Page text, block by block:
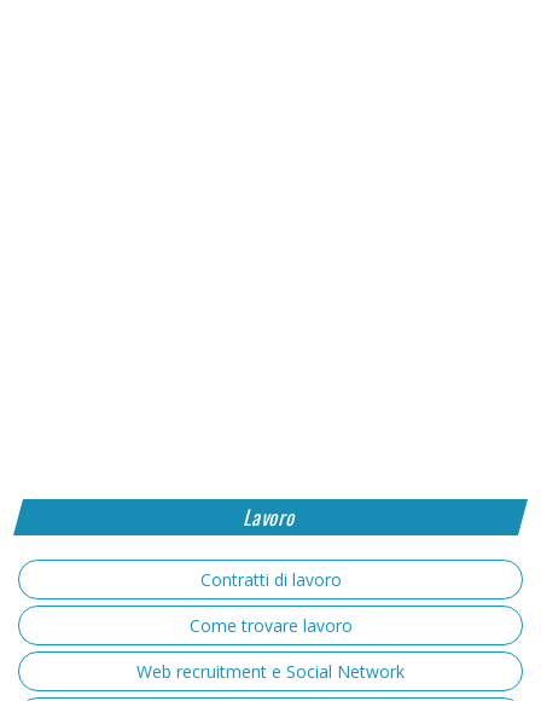
Lavoro
Contratti di lavoro
Come trovare lavoro
Web recruitment e Social Network